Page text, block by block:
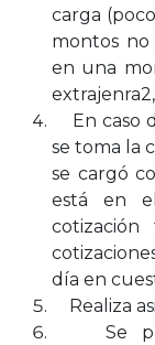
carga
montos no
en una
En caso
se toma la
se cargó
está en
día en
Realiza
Se